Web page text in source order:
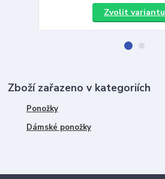
Zvolit variantu
Zboží zařazeno v kategoriích
Ponožky
Dámské ponožky